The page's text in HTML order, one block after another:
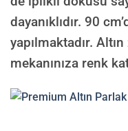
dayanıklıdır. 90
yapılmaktadır.
mekanınıza renk